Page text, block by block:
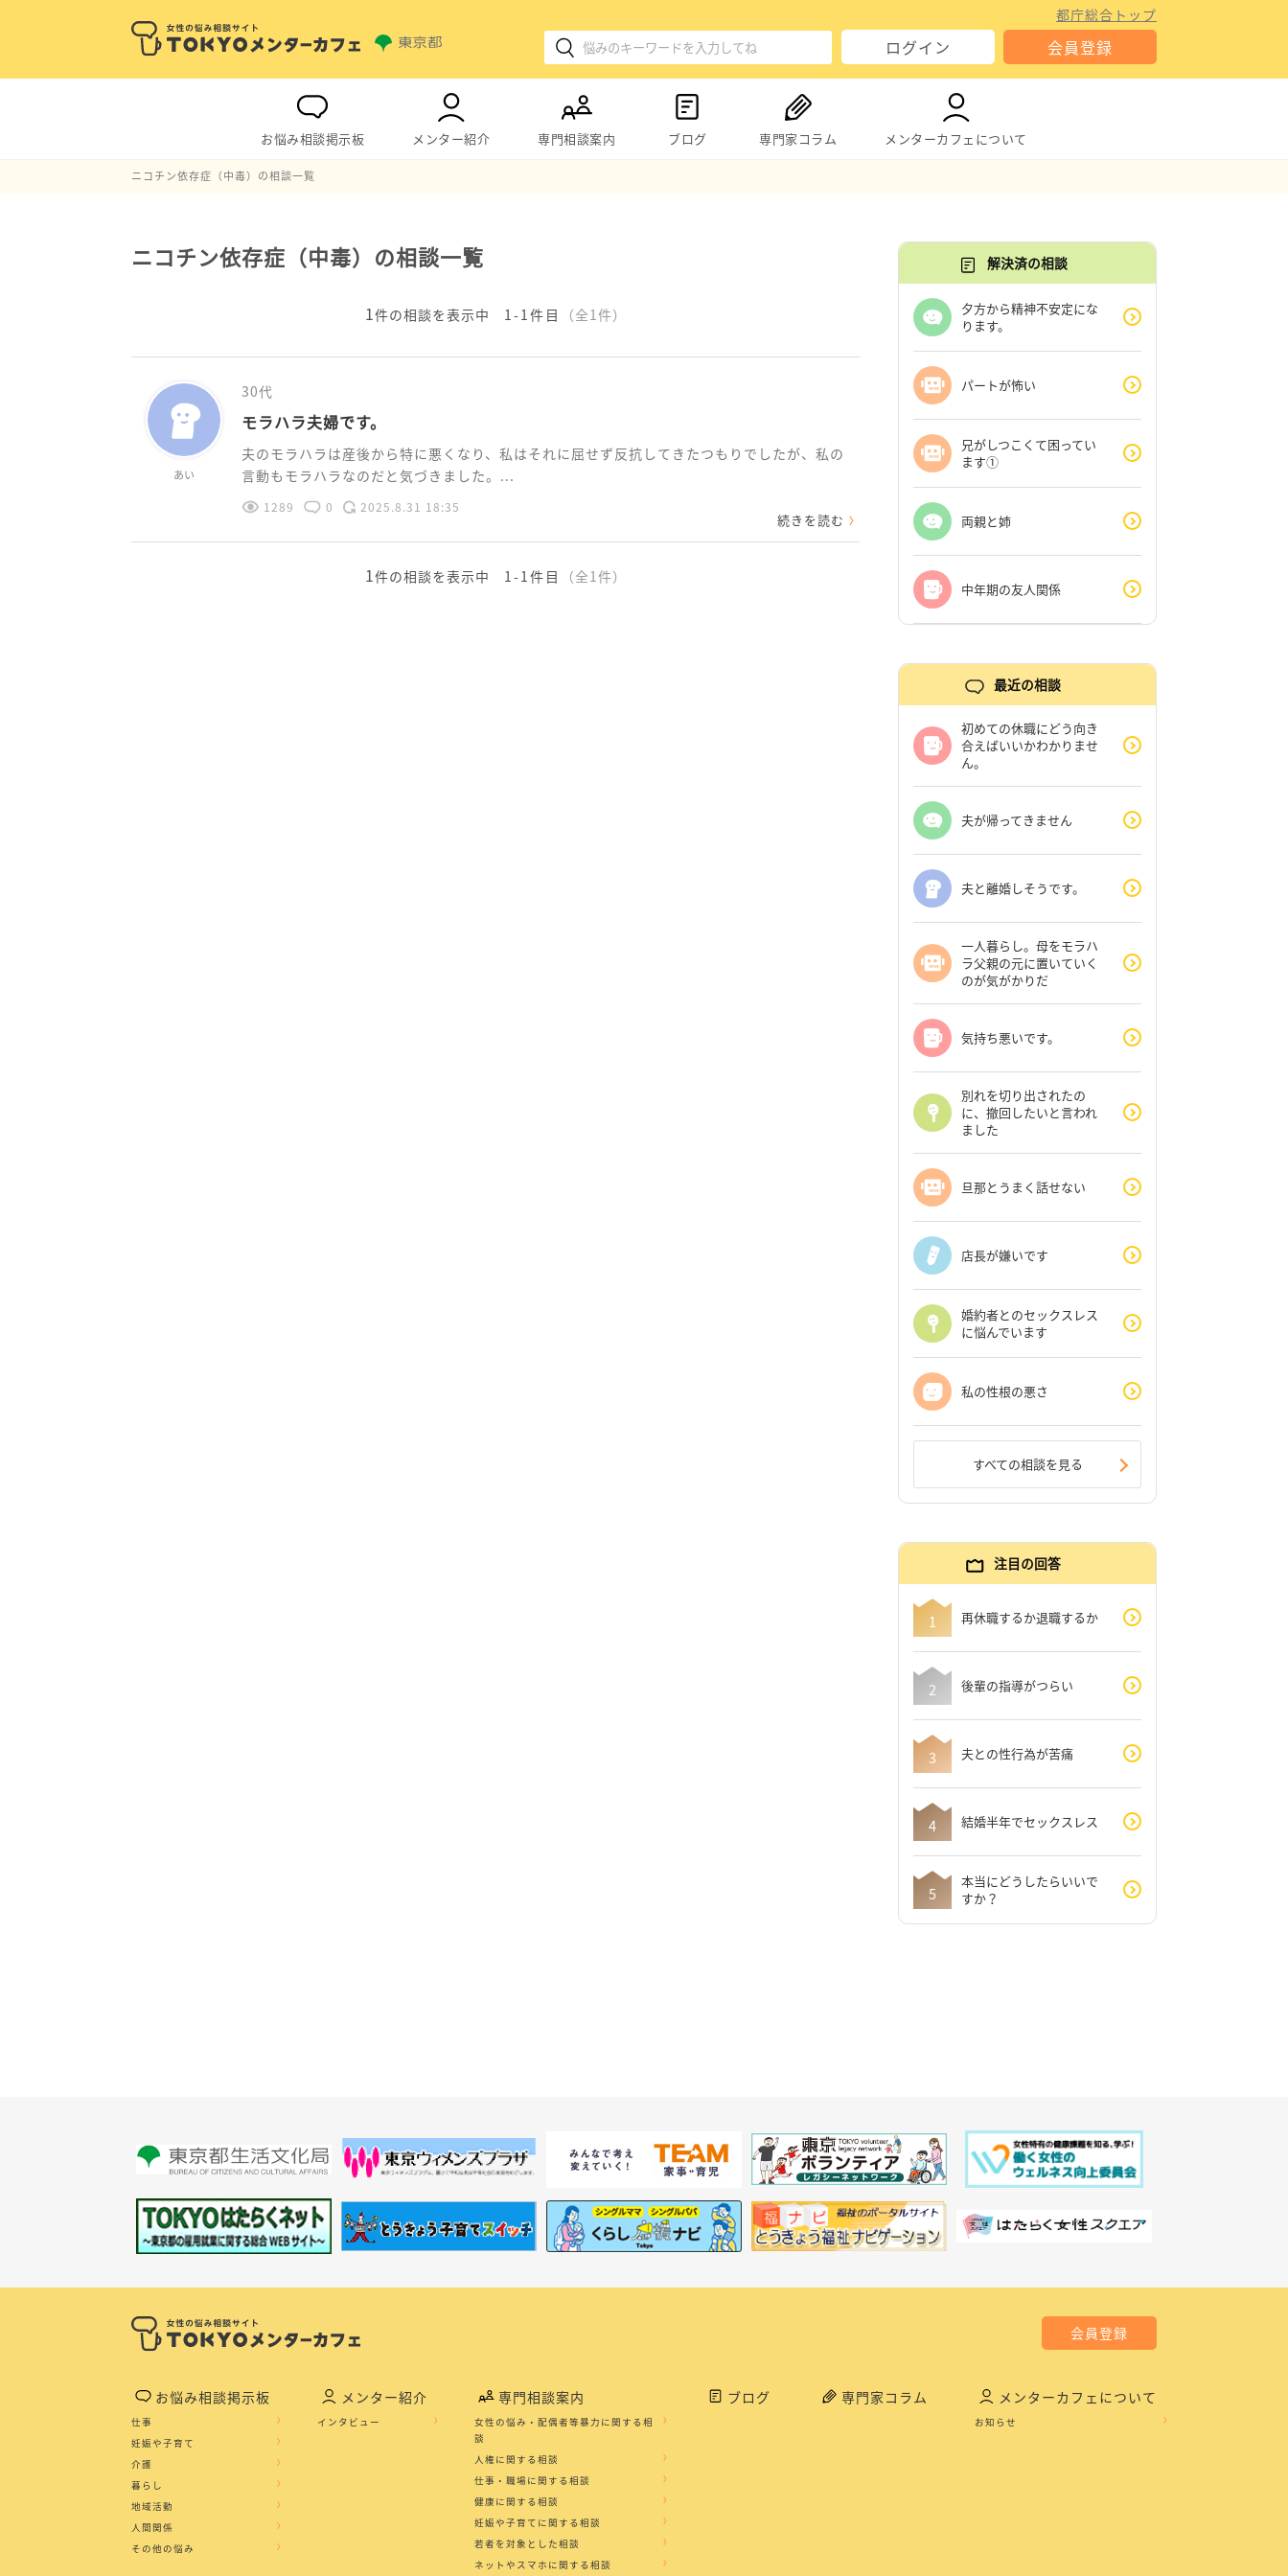
都庁総合トップ
ログイン 会員登録
お悩み相談掲示板 メンター紹介 専門相談案内 ブログ 専門家コラム メンターカフェについて
ニコチン依存症（中毒）の相談一覧
ニコチン依存症（中毒）の相談一覧
1件の相談を表示中 1-1件目 （全1件）
あい
30代
モラハラ夫婦です。
夫のモラハラは産後から特に悪くなり、私はそれに屈せず反抗してきたつもりでしたが、私の
言動もモラハラなのだと気づきました。...
1289 0 2025.8.31 18:35
続きを読む
1件の相談を表示中 1-1件目 （全1件）
解決済の相談
夕方から精神不安定にな
ります。
パートが怖い
兄がしつこくて困ってい
ます①
両親と姉
中年期の友人関係
最近の相談
初めての休職にどう向き
合えばいいかわかりませ
ん。
夫が帰ってきません
夫と離婚しそうです。
一人暮らし。母をモラハ
ラ父親の元に置いていく
のが気がかりだ
気持ち悪いです。
別れを切り出されたの
に、撤回したいと言われ
ました
旦那とうまく話せない
店長が嫌いです
婚約者とのセックスレス
に悩んでいます
私の性根の悪さ
すべての相談を見る
注目の回答
再休職するか退職するか
後輩の指導がつらい
夫との性行為が苦痛
結婚半年でセックスレス
本当にどうしたらいいで
すか？
会員登録
お悩み相談掲示板
仕事
妊娠や子育て
介護
暮らし
地域活動
人間関係
その他の悩み
メンター紹介
インタビュー
専門相談案内
女性の悩み・配偶者等暴力に関する相
談
人権に関する相談
仕事・職場に関する相談
健康に関する相談
妊娠や子育てに関する相談
若者を対象とした相談
ネットやスマホに関する相談
ブログ 専門家コラム メンターカフェについて
お知らせ